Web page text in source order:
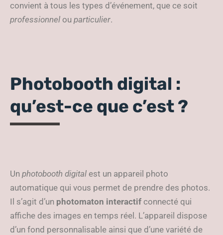
convient à tous les types d’événement, que ce soit
professionnel ou particulier.
Photobooth digital :
qu’est-ce que c’est ?
Un photobooth digital est un appareil photo
automatique qui vous permet de prendre des photos.
Il s’agit d’un photomaton interactif connecté qui
affiche des images en temps réel. L’appareil dispose
d’un fond personnalisable ainsi que d’une variété de